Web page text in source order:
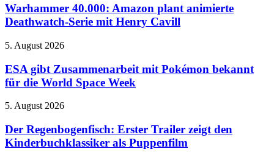
zu
Story,
und
Amazon
plant
animierte
Serie
Henry
Cavill
Warhammer 40.000: Amazon plant animierte
Deathwatch-Serie mit Henry Cavill
ESA
Zusammenarbeit
mit
Pokémon
für
World
Space
5. August 2026
ESA gibt Zusammenarbeit mit Pokémon bekannt
für die World Space Week
Der
Erster
Trailer
zeigt
5. August 2026
Der Regenbogenfisch: Erster Trailer zeigt den
Kinderbuchklassiker als Puppenfilm